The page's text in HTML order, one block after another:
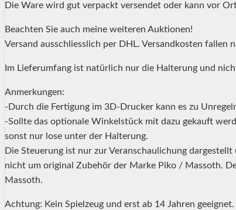
Die Ware wird gut verpackt versendet oder kann vor
Beachten Sie auch meine weiteren Auktionen!
Versand ausschliesslich per DHL. Versandkosten
Im Lieferumfang ist natürlich nur die Halterung und
Anmerkungen:
-Durch die Fertigung im 3D-Drucker kann es zu
-Sollte das optionale Winkelstück mit dazu gekauft
sonst nur lose unter der Halterung.
Die Steuerung ist nur zur Veranschaulichung
nicht um original Zubehör der Marke Piko / Massoth.
Massoth.
Achtung: Kein Spielzeug und erst ab 14 Jahren geeignet.